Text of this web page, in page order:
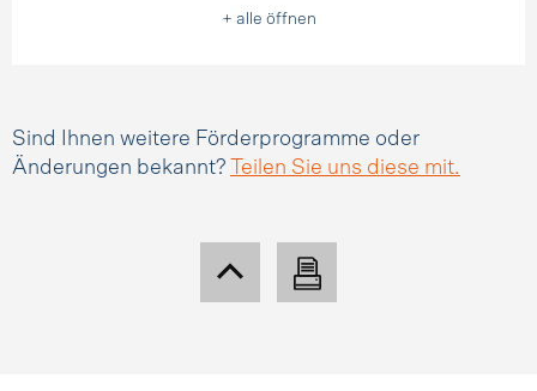
+ alle öffnen
Sind Ihnen weitere Förderprogramme oder
Änderungen bekannt?
Teilen Sie uns diese mit.